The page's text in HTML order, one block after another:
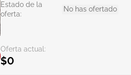
Estado de la
oferta:
No has ofertado
Oferta actual:
$0